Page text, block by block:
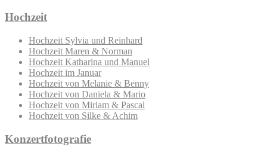
Hochzeit
Hochzeit Sylvia und Reinhard
Hochzeit Maren & Norman
Hochzeit Katharina und Manuel
Hochzeit im Januar
Hochzeit von Melanie & Benny
Hochzeit von Daniela & Mario
Hochzeit von Miriam & Pascal
Hochzeit von Silke & Achim
Konzertfotografie